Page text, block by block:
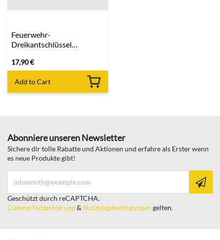
Feuerwehr-
Dreikantschlüssel
17,90€
Add to Cart
Abonniere unseren Newsletter
Sichere dir tolle Rabatte und Aktionen und erfahre als Erster wenn
es neue Produkte gibt!
Geschützt durch reCAPTCHA.
Datenschutzerklärung& Nutzungsbedingungen gelten.